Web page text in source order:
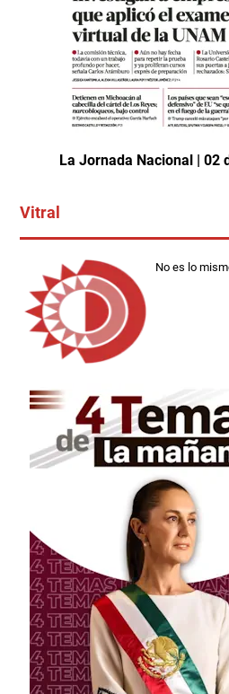
La Jornada Nacional | 02
Vitral
No es lo